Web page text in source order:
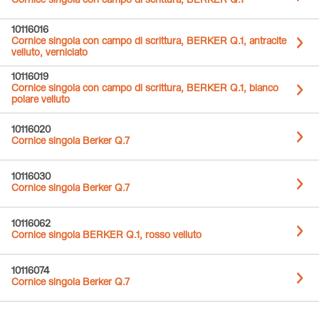
10116016
Cornice singola con campo di scrittura, BERKER Q.1, antracite
velluto, verniciato
10116019
Cornice singola con campo di scrittura, BERKER Q.1, bianco
polare velluto
10116020
Cornice singola Berker Q.7
10116030
Cornice singola Berker Q.7
10116062
Cornice singola BERKER Q.1, rosso velluto
10116074
Cornice singola Berker Q.7